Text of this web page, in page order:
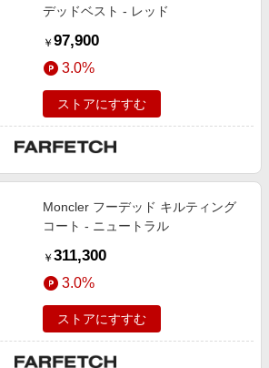
デッドベスト - レッド
￥ 97,900
3.0%
ストアにすすむ
Moncler フーデッド キルティング
コート - ニュートラル
￥ 311,300
3.0%
ストアにすすむ